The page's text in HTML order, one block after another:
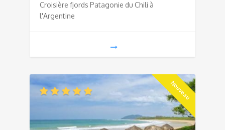
Croisière fjords Patagonie du Chili à
l'Argentine
Nouveau